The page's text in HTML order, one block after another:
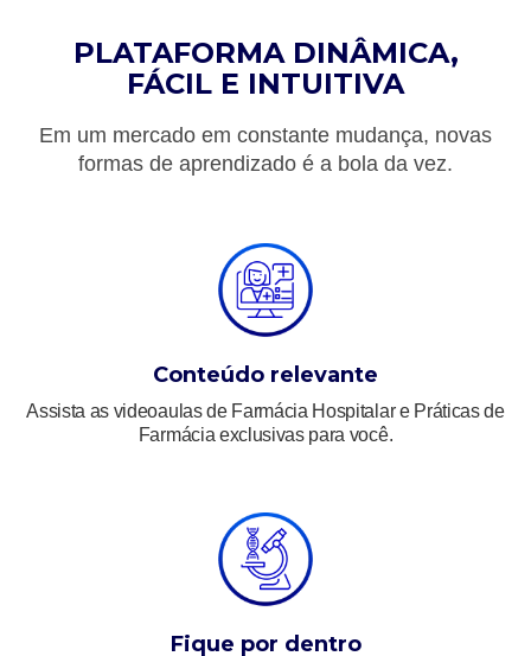
PLATAFORMA DINÂMICA,
FÁCIL E INTUITIVA
Em um mercado em constante mudança, novas
formas de aprendizado é a bola da vez.
Conteúdo relevante
Assista as videoaulas de Farmácia Hospitalar e Práticas de
Farmácia exclusivas para você.
Fique por dentro